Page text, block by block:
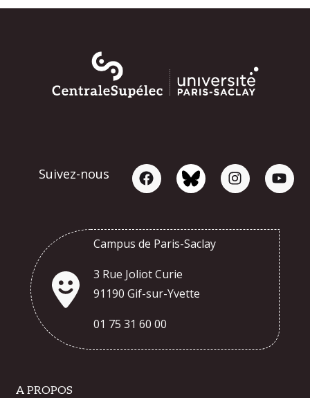
Suivez-nous
Campus de Paris-Saclay
3 Rue Joliot Curie
91190 Gif-sur-Yvette
01 75 31 60 00
A PROPOS